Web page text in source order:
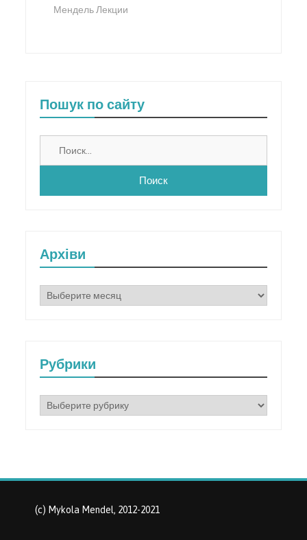
Мендель Лекции
Пошук по сайту
Архіви
Архіви
Рубрики
Рубрики
(c) Mykola Mendel, 2012-2021